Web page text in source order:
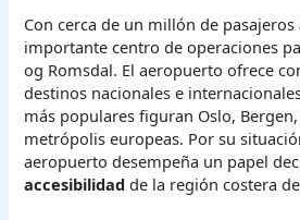
Con cerca de un millón de
importante centro de operaciones
og Romsdal. El aeropuerto ofrece
destinos nacionales e
más populares figuran Oslo,
metrópolis europeas. Por su
aeropuerto desempeña un papel
accesibilidad de la región costera